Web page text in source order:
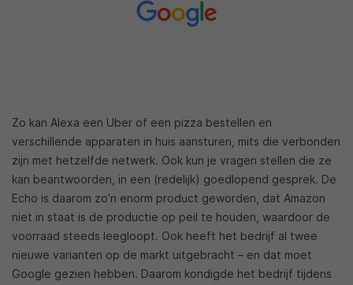
Zo kan Alexa een Uber of een pizza bestellen en
verschillende apparaten in huis aansturen, mits die verbonden
zijn met hetzelfde netwerk. Ook kun je vragen stellen die ze
kan beantwoorden, in een (redelijk) goedlopend gesprek. De
Echo is daarom zo’n enorm product geworden, dat Amazon
niet in staat is de productie op peil te houden, waardoor de
voorraad steeds leegloopt. Ook heeft het bedrijf al twee
nieuwe varianten op de markt uitgebracht – en dat moet
Google gezien hebben. Daarom kondigde het bedrijf tijdens